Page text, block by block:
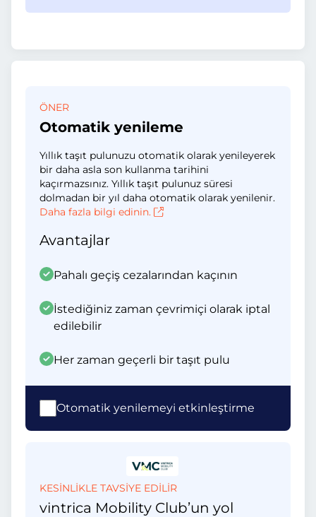
ÖNER
Otomatik yenileme
Yıllık taşıt pulunuzu otomatik olarak yenileyerek
bir daha asla son kullanma tarihini
kaçırmazsınız. Yıllık taşıt pulunuz süresi
dolmadan bir yıl daha otomatik olarak yenilenir.
Daha fazla bilgi edinin.
Avantajlar
Pahalı geçiş cezalarından kaçının
İstediğiniz zaman çevrimiçi olarak iptal
edilebilir
Her zaman geçerli bir taşıt pulu
Otomatik yenilemeyi etkinleştirme
KESİNLİKLE TAVSİYE EDİLİR
vintrica Mobility Club’un yol